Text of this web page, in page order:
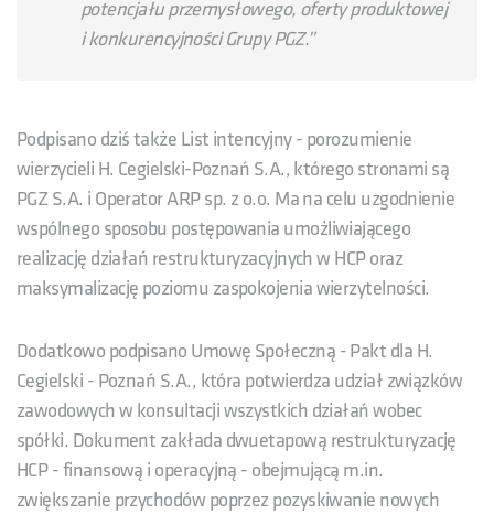
potencjału przemysłowego, oferty produktowej
i konkurencyjności Grupy PGZ.”
Podpisano dziś także List intencyjny - porozumienie
wierzycieli H. Cegielski-Poznań S.A., którego stronami są
PGZ S.A. i Operator ARP sp. z o.o. Ma na celu uzgodnienie
wspólnego sposobu postępowania umożliwiającego
realizację działań restrukturyzacyjnych w HCP oraz
maksymalizację poziomu zaspokojenia wierzytelności.
Dodatkowo podpisano Umowę Społeczną - Pakt dla H.
Cegielski - Poznań S.A., która potwierdza udział związków
zawodowych w konsultacji wszystkich działań wobec
spółki. Dokument zakłada dwuetapową restrukturyzację
HCP - finansową i operacyjną - obejmującą m.in.
zwiększanie przychodów poprzez pozyskiwanie nowych